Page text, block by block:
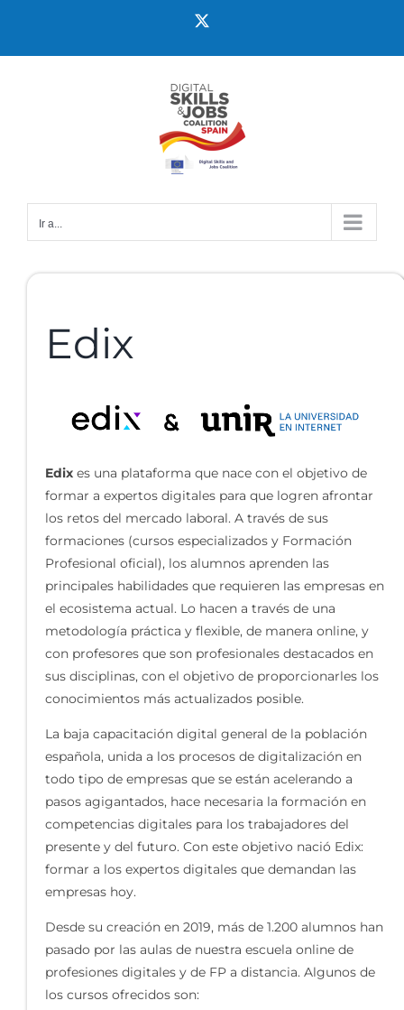
Ir a...
Edix
Edix es una plataforma que nace con el objetivo de
formar a expertos digitales para que logren afrontar
los retos del mercado laboral. A través de sus
formaciones (cursos especializados y Formación
Profesional oficial), los alumnos aprenden las
principales habilidades que requieren las empresas en
el ecosistema actual. Lo hacen a través de una
metodología práctica y flexible, de manera online, y
con profesores que son profesionales destacados en
sus disciplinas, con el objetivo de proporcionarles los
conocimientos más actualizados posible.
La baja capacitación digital general de la población
española, unida a los procesos de digitalización en
todo tipo de empresas que se están acelerando a
pasos agigantados, hace necesaria la formación en
competencias digitales para los trabajadores del
presente y del futuro. Con este objetivo nació Edix:
formar a los expertos digitales que demandan las
empresas hoy.
Desde su creación en 2019, más de 1.200 alumnos han
pasado por las aulas de nuestra escuela online de
profesiones digitales y de FP a distancia. Algunos de
los cursos ofrecidos son: